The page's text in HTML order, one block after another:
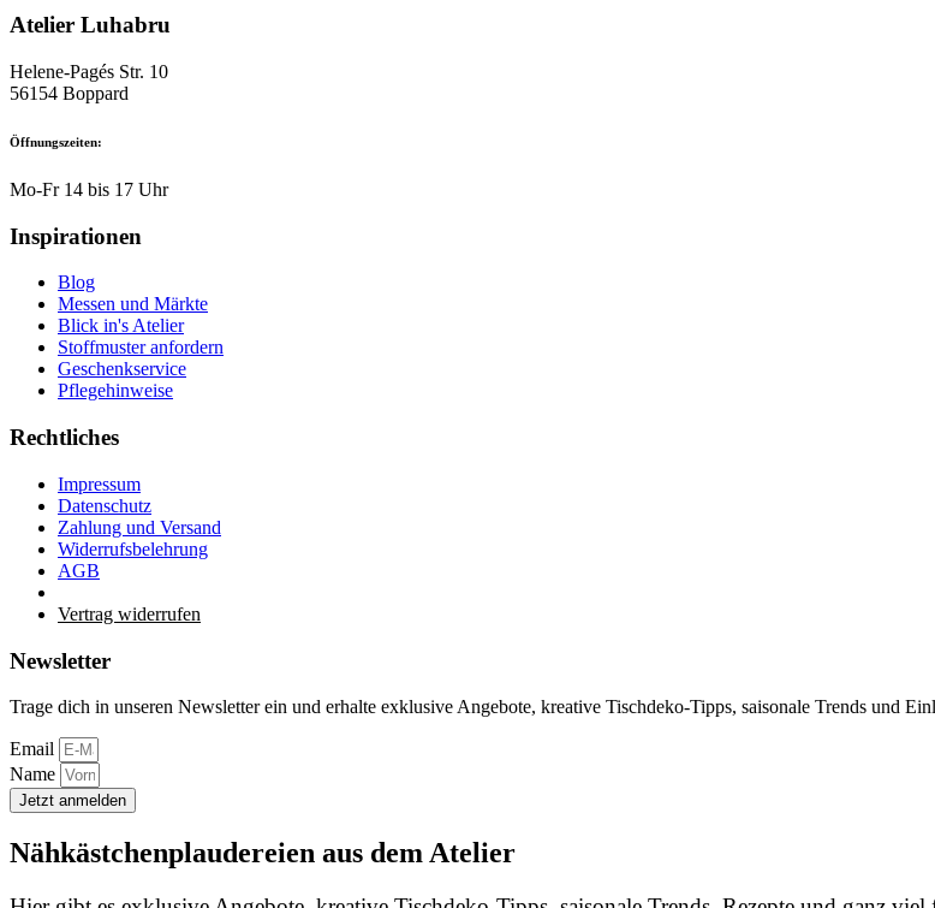
Atelier Luhabru
Helene-Pagés Str. 10
56154 Boppard
Öffnungszeiten:
Mo-Fr 14 bis 17 Uhr
Inspirationen
Blog
Messen und Märkte
Blick in's Atelier
Stoffmuster anfordern
Geschenkservice
Pflegehinweise
Rechtliches
Impressum
Datenschutz
Zahlung und Versand
Widerrufsbelehrung
AGB
Vertrag widerrufen
Newsletter
Trage dich in unseren Newsletter ein und erhalte exklusive Angebote, kreative Tischdeko-Tipps, saisonale Trends und
Email
Name
Jetzt anmelden
Nähkästchenplaudereien aus dem Atelier